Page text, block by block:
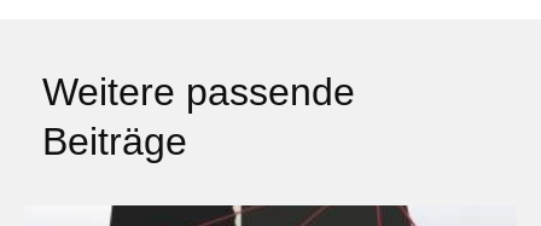
Weitere passende
Beiträge